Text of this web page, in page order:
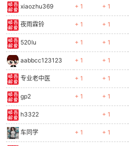
xiaozhu369 + 1 + 1
夜雨霖铃 + 1 + 1
520lu + 1 + 1
aabbcc123123 + 1 + 1
专业老中医 + 1 + 1
gp2 + 1 + 1
h3322 + 1
车同学 + 1 + 1